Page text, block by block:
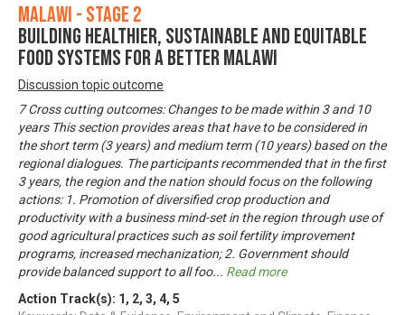
Malawi - Stage 2
Building Healthier, Sustainable and Equitable
Food Systems for a Better Malawi
Discussion topic outcome
7 Cross cutting outcomes: Changes to be made within 3 and 10
years This section provides areas that have to be considered in
the short term (3 years) and medium term (10 years) based on the
regional dialogues. The participants recommended that in the first
3 years, the region and the nation should focus on the following
actions: 1. Promotion of diversified crop production and
productivity with a business mind-set in the region through use of
good agricultural practices such as soil fertility improvement
programs, increased mechanization; 2. Government should
provide balanced support to all foo... Read more
Action Track(s): 1 , 2, 3, 4, 5